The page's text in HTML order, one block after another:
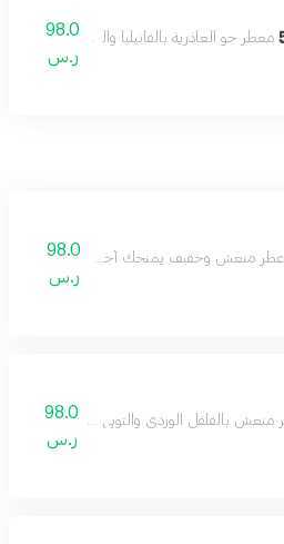
معطر جو العاذرية بالفانيليا والباتشولي والمسك
98.0
ر.س
عطر منعش وخفيف يمنحك أجواء باردة ومريحة
98.0
ر.س
منعش بالفلفل الوردي والتوبي روز مع المسك
98.0
ر.س